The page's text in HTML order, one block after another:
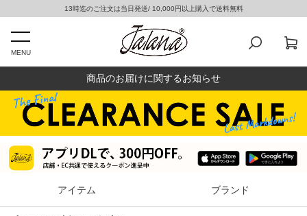
13時迄のご注文は当日発送/ 10,000円以上購入で送料無料
MENU
商品のお届けに関するお知らせ
アイテム ブランド